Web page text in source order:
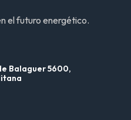
el futuro energético.
Balaguer 5600,